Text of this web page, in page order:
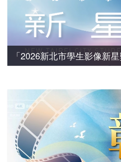
「2026新北市學生影像新
中，歡迎高中職、大專院